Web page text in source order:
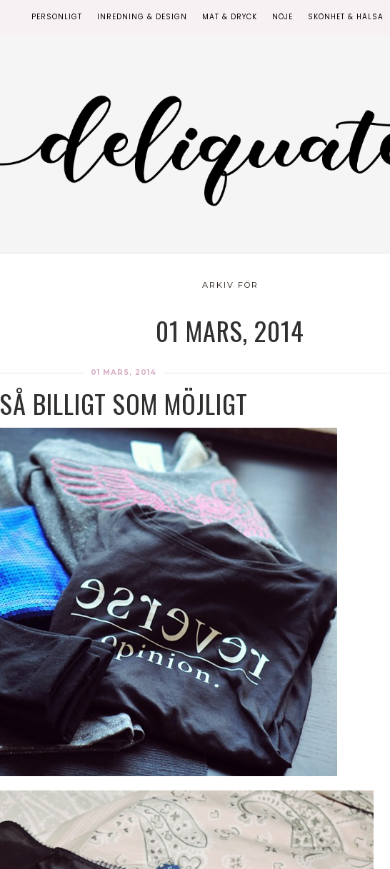
PERSONLIGT INREDNING & DESIGN MAT & DRYCK NÖJE SKÖNHET & HÄLSA
ARKIV FÖR
01 MARS, 2014
01 MARS, 2014
SÅ BILLIGT SOM MÖJLIGT